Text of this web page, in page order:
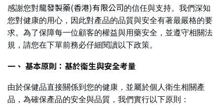
感謝您對龍發製藥(香港)有限公司的信任與支持。我們深知
您對健康的用心，因此對產品的品質與安全有著最嚴格的要
求。為了保障每一位顧客的權益與用藥安全，並遵守相關法
規，請您在下單前務必仔細閱讀以下政策。
一、 基本原則：基於衛生與安全考量
由於保健品直接關係到您的健康，並屬於個人衛生相關產
品，為確保產品的安全與品質，我們實行以下原則：